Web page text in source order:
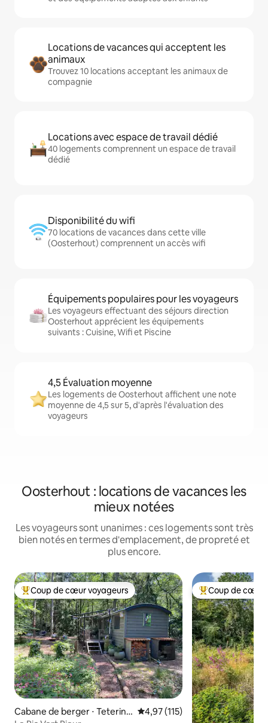
Locations de vacances qui acceptent les
animaux
Trouvez 10 locations acceptant les animaux de
compagnie
Locations avec espace de travail dédié
40 logements comprennent un espace de travail
dédié
Disponibilité du wifi
70 locations de vacances dans cette ville
(Oosterhout) comprennent un accès wifi
Équipements populaires pour les voyageurs
Les voyageurs effectuant des séjours direction
Oosterhout apprécient les équipements
suivants : Cuisine, Wifi et Piscine
4,5 Évaluation moyenne
Les logements de Oosterhout affichent une note
moyenne de 4,5 sur 5, d'après l'évaluation des
voyageurs
Oosterhout : locations de vacances les
mieux notées
Les voyageurs sont unanimes : ces logements sont très
bien notés en termes d'emplacement, de propreté et
plus encore.
Coups de cœur voyageurs les plus appréciés
Coup de cœur voyageurs
Cabane de berger ⋅ Tetering Évaluation moyenne sur la
4,97 (115)
Coups de cœur
Coup de cœur